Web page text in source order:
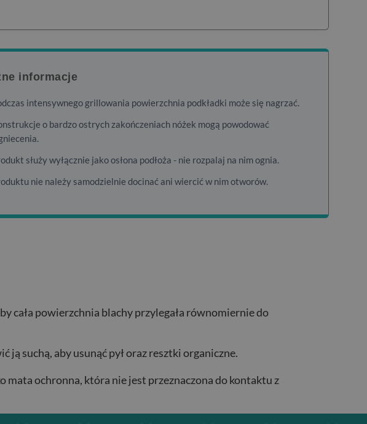
informacje
intensywnego grillowania powierzchnia podkładki może się nagrzać.
o bardzo ostrych zakończeniach nóżek mogą powodować
służy wyłącznie jako osłona podłoża - nie rozpalaj na nim ognia.
nie należy samodzielnie docinać ani wiercić w nim otworów.
cała powierzchnia blachy przylegała równomiernie do
suchą, aby usunąć pył oraz resztki organiczne.
mata ochronna, która nie jest przeznaczona do kontaktu z